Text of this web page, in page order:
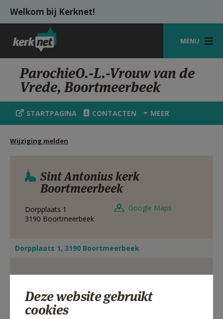
Overslaan en naar de inhoud gaan
Welkom bij Kerknet!
MENU
STARTPAGINA
KERK
VIERINGEN
HULP
MIJN PAROCHIE
AANMELDEN OF REGISTREREN
ParochieO.-L.-Vrouw van de
Vrede, Boortmeerbeek
STARTPAGINA CONTACTEN MEER
Wijziging melden
Sint Antonius kerk
Boortmeerbeek
Dorpplaats 1
3190 Boortmeerbeek
Google Maps
Dorpplaats 1, 3190 Boortmeerbeek
Deze website gebruikt
cookies